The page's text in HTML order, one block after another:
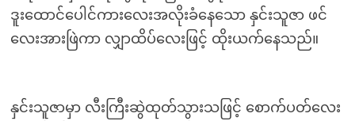
ဒူးထောင်ပေါင်ကားလေးအလိုးခံနေသော နှင်းသူဇာ ဖင်
လေးအားဖြဲကာ လျှာထိပ်လေးဖြင့် ထိုးယက်နေသည်။
နှင်းသူဇာမှာ လီးကြီးဆွဲထုတ်သွားသဖြင့် စောက်ပတ်လေး